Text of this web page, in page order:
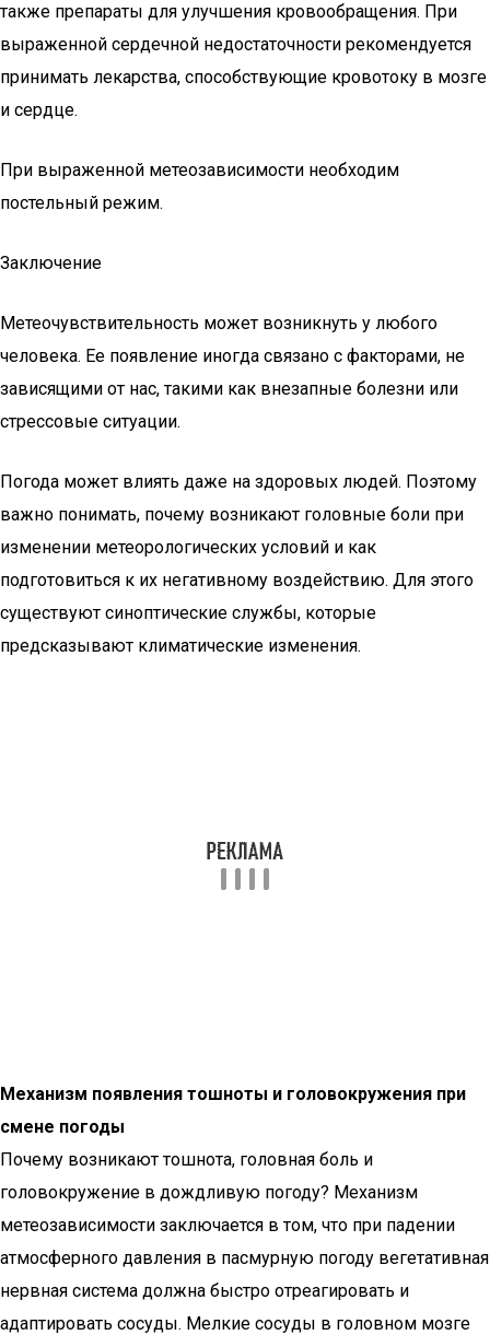
также препараты для улучшения кровообращения. При
выраженной сердечной недостаточности рекомендуется
принимать лекарства, способствующие кровотоку в мозге
и сердце.
При выраженной метеозависимости необходим
постельный режим.
Заключение
Метеочувствительность может возникнуть у любого
человека. Ее появление иногда связано с факторами, не
зависящими от нас, такими как внезапные болезни или
стрессовые ситуации.
Погода может влиять даже на здоровых людей. Поэтому
важно понимать, почему возникают головные боли при
изменении метеорологических условий и как
подготовиться к их негативному воздействию. Для этого
существуют синоптические службы, которые
предсказывают климатические изменения.
Механизм появления тошноты и головокружения при
смене погоды
Почему возникают тошнота, головная боль и
головокружение в дождливую погоду? Механизм
метеозависимости заключается в том, что при падении
атмосферного давления в пасмурную погоду вегетативная
нервная система должна быстро отреагировать и
адаптировать сосуды. Мелкие сосуды в головном мозге